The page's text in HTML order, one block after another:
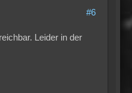
#6
Leider in der